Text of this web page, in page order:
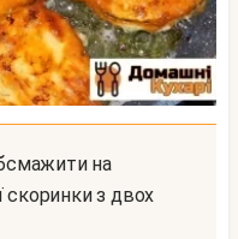
скоринки з двох